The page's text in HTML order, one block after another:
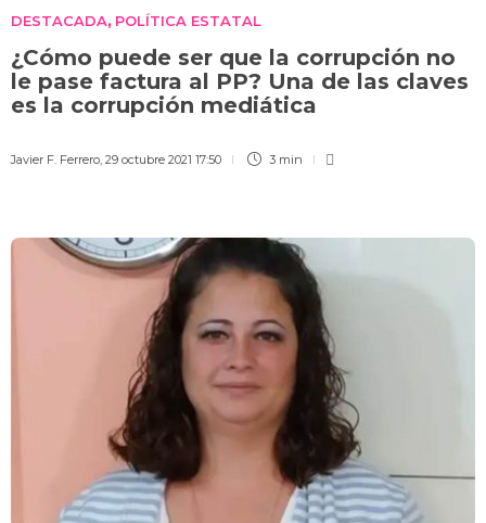
DESTACADA, POLÍTICA ESTATAL
¿Cómo puede ser que la corrupción no
le pase factura al PP? Una de las claves
es la corrupción mediática
Javier F. Ferrero 29 octubre 2021 17:50 3 min